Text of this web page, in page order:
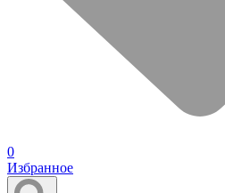
0
Избранное